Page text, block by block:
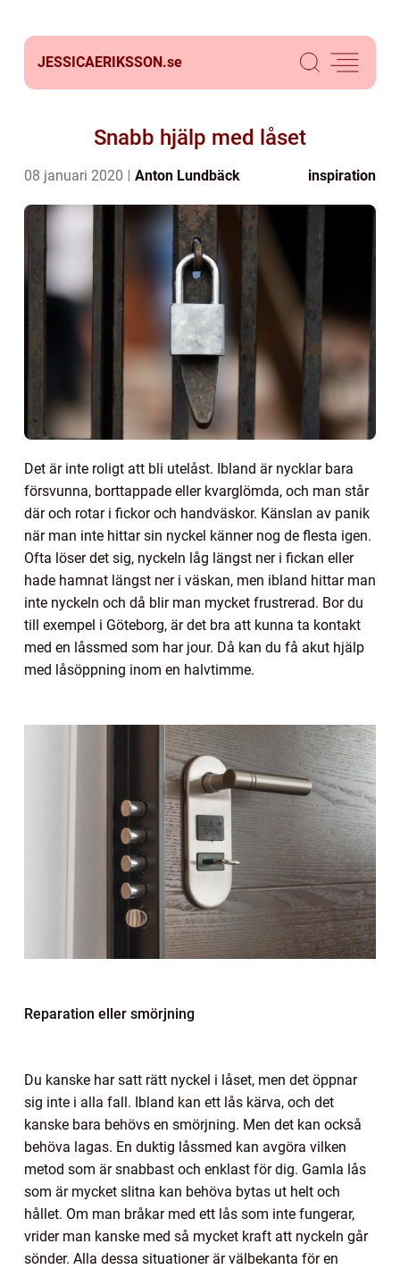
JESSICAERIKSSON.se
Snabb hjälp med låset
08 januari 2020 Anton Lundbäck inspiration
Det är inte roligt att bli utelåst. Ibland är nycklar bara
försvunna, borttappade eller kvarglömda, och man står
där och rotar i fickor och handväskor. Känslan av panik
när man inte hittar sin nyckel känner nog de flesta igen.
Ofta löser det sig, nyckeln låg längst ner i fickan eller
hade hamnat längst ner i väskan, men ibland hittar man
inte nyckeln och då blir man mycket frustrerad. Bor du
till exempel i Göteborg, är det bra att kunna ta kontakt
med en låssmed som har jour. Då kan du få akut hjälp
med låsöppning inom en halvtimme.
Reparation eller smörjning
Du kanske har satt rätt nyckel i låset, men det öppnar
sig inte i alla fall. Ibland kan ett lås kärva, och det
kanske bara behövs en smörjning. Men det kan också
behöva lagas. En duktig låssmed kan avgöra vilken
metod som är snabbast och enklast för dig. Gamla lås
som är mycket slitna kan behöva bytas ut helt och
hållet. Om man bråkar med ett lås som inte fungerar,
vrider man kanske med så mycket kraft att nyckeln går
sönder. Alla dessa situationer är välbekanta för en